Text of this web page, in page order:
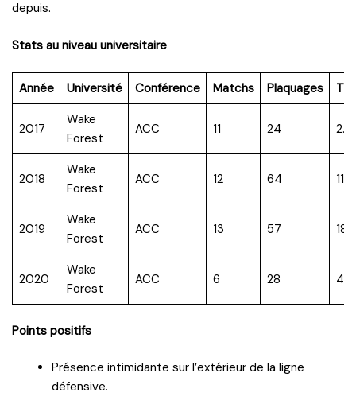
depuis.
Stats au niveau universitaire
Année Université Conférence Matchs Plaquages TFL
2017
Wake
Forest
ACC 11 24 2.0
2018
Wake
Forest
ACC 12 64 11.0
2019
Wake
Forest
ACC 13 57
2020
Wake
Forest
ACC 6 28 4.5
Points positifs
Présence intimidante sur l’extérieur de la ligne
défensive.